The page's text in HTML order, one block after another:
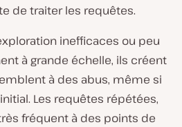
de traiter les requêtes.
inefficaces ou peu
à grande échelle, ils créent
à des abus, même si
Les requêtes répétées,
fréquent à des points de